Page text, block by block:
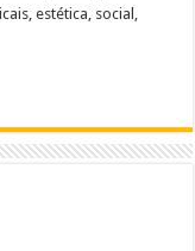
estética, social,